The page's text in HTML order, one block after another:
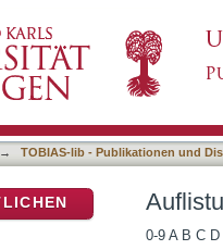
→ TOBIAS-lib - Publikationen und
0-9 A B C D